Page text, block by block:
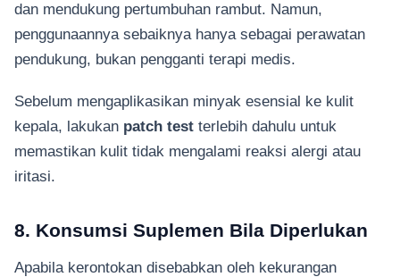
dan mendukung pertumbuhan rambut. Namun,
penggunaannya sebaiknya hanya sebagai perawatan
pendukung, bukan pengganti terapi medis.
Sebelum mengaplikasikan minyak esensial ke kulit
kepala, lakukan patch test terlebih dahulu untuk
memastikan kulit tidak mengalami reaksi alergi atau
iritasi.
8. Konsumsi Suplemen Bila Diperlukan
Apabila kerontokan disebabkan oleh kekurangan